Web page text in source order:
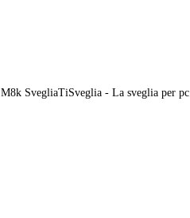
M8k SvegliaTiSveglia - La sveglia per pc